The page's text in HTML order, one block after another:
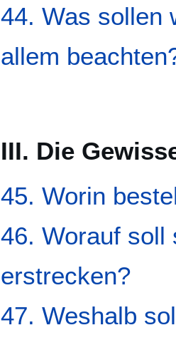
44. Was sollen
allem
III. Die
45. Worin
46. Worauf soll
erstrecken?
47. Weshalb